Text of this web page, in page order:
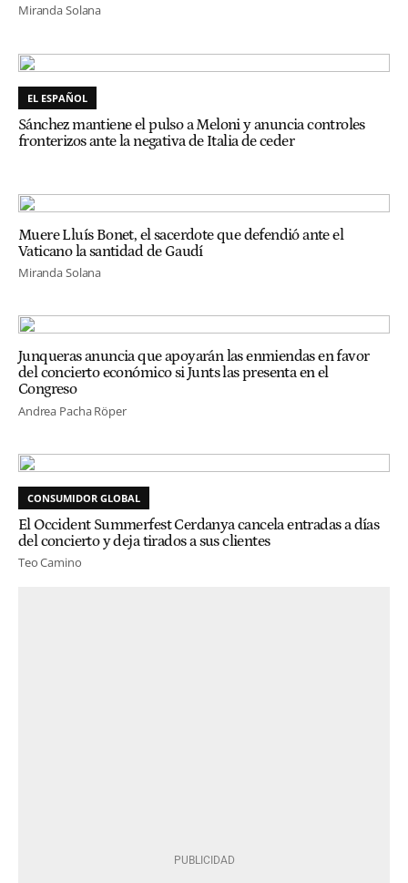
Miranda Solana
EL ESPAÑOL
Sánchez mantiene el pulso a Meloni y anuncia controles
fronterizos ante la negativa de Italia de ceder
Muere Lluís Bonet, el sacerdote que defendió ante el
Vaticano la santidad de Gaudí
Miranda Solana
Junqueras anuncia que apoyarán las enmiendas en favor
del concierto económico si Junts las presenta en el
Congreso
Andrea Pacha Röper
CONSUMIDOR GLOBAL
El Occident Summerfest Cerdanya cancela entradas a días
del concierto y deja tirados a sus clientes
Teo Camino